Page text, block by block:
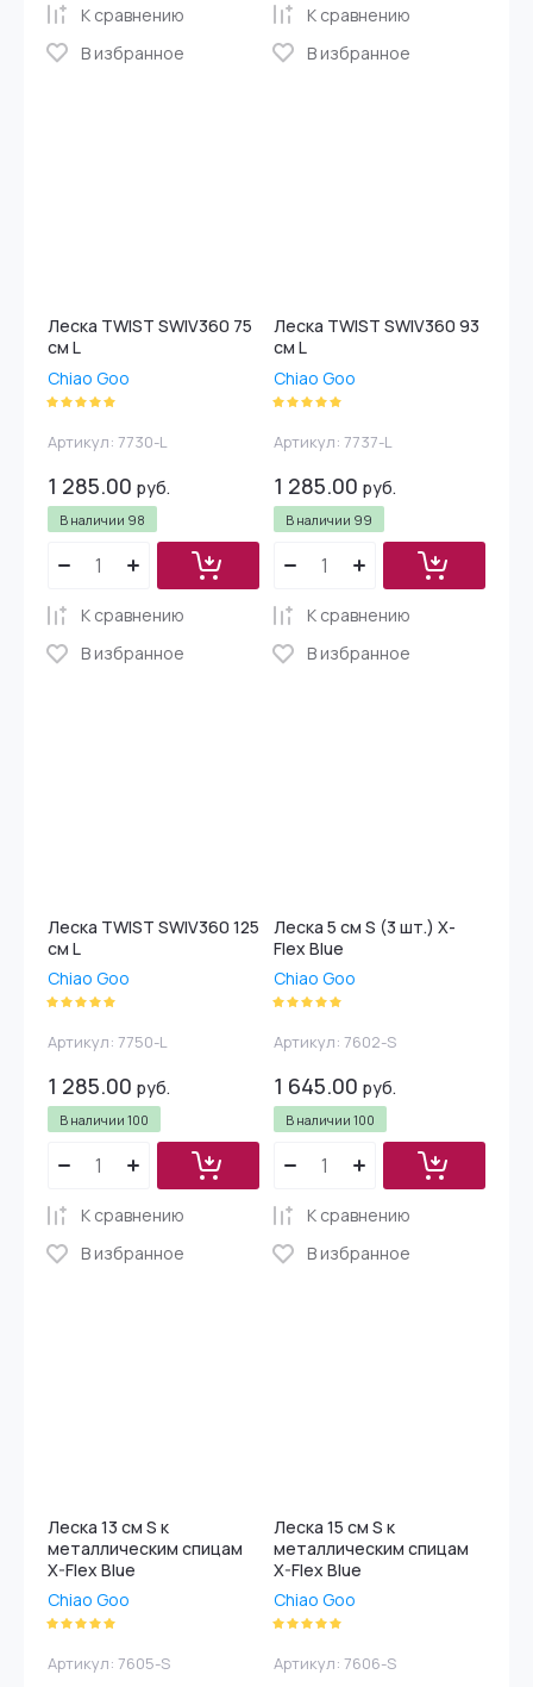
К сравнению
В избранное
К сравнению
В избранное
Леска TWIST SWIV360 75
см L
Chiao Goo
Артикул: 7730-L
В наличии 98
1 285.00 руб.
К сравнению
В избранное
Леска TWIST SWIV360 93
см L
Chiao Goo
Артикул: 7737-L
В наличии 99
1 285.00 руб.
К сравнению
В избранное
Леска TWIST SWIV360 125
см L
Chiao Goo
Артикул: 7750-L
В наличии 100
1 285.00 руб.
К сравнению
В избранное
Леска 5 см S (3 шт.) X-
Flex Blue
Chiao Goo
Артикул: 7602-S
В наличии 100
1 645.00 руб.
К сравнению
В избранное
Леска 13 см S к
металлическим спицам
X-Flex Blue
Chiao Goo
Артикул: 7605-S
Леска 15 см S к
металлическим спицам
X-Flex Blue
Chiao Goo
Артикул: 7606-S